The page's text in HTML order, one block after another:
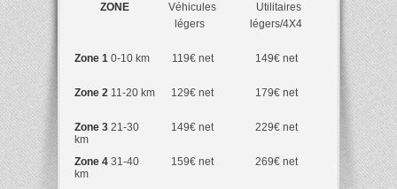
ZONE
Véhicules
légers
Utilitaires
légers/4X4
Zone 1 0-10 km 119€ net 149€ net
Zone 2 11-20 km 129€ net 179€ net
Zone 3 21-30
km
149€ net 229€ net
Zone 4 31-40
km
159€ net 269€ net